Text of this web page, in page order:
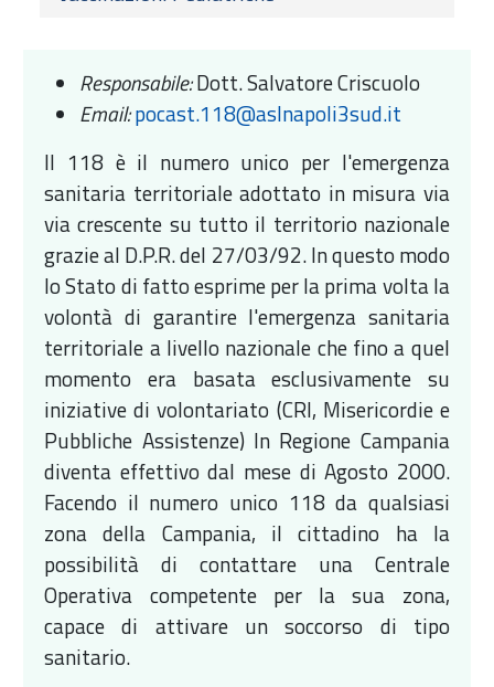
Responsabile:Dott. Salvatore Criscuolo
Email:pocast.118@aslnapoli3sud.it
Il 118 è il numero unico per l'emergenza
sanitaria territoriale adottato in misura via
via crescente su tutto il territorio nazionale
grazie al D.P.R. del 27/03/92. In questo modo
lo Stato di fatto esprime per la prima volta la
volontà di garantire l'emergenza sanitaria
territoriale a livello nazionale che fino a quel
momento era basata esclusivamente su
iniziative di volontariato (CRI, Misericordie e
Pubbliche Assistenze) In Regione Campania
diventa effettivo dal mese di Agosto 2000.
Facendo il numero unico 118 da qualsiasi
zona della Campania, il cittadino ha la
possibilità di contattare una Centrale
Operativa competente per la sua zona,
capace di attivare un soccorso di tipo
sanitario.